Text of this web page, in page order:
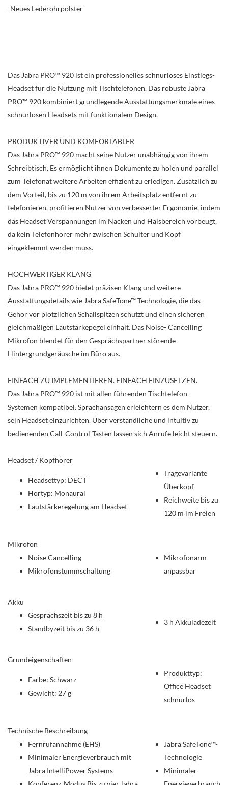
-Neues Lederohrpolster
Das Jabra PRO™ 920 ist ein professionelles schnurloses Einstiegs-
Headset für die Nutzung mit Tischtelefonen. Das robuste Jabra
PRO™ 920 kombiniert grundlegende Ausstattungsmerkmale eines
schnurlosen Headsets mit funktionalem Design.
PRODUKTIVER UND KOMFORTABLER
Das Jabra PRO™ 920 macht seine Nutzer unabhängig von ihrem
Schreibtisch. Es ermöglicht ihnen Dokumente zu holen und parallel
zum Telefonat weitere Arbeiten effizient zu erledigen. Zusätzlich zu
dem Vorteil, bis zu 120 m von ihrem Arbeitsplatz entfernt zu
telefonieren, profitieren Nutzer von verbesserter Ergonomie, indem
das Headset Verspannungen im Nacken und Halsbereich vorbeugt,
da kein Telefonhörer mehr zwischen Schulter und Kopf
eingeklemmt werden muss.
HOCHWERTIGER KLANG
Das Jabra PRO™ 920 bietet präzisen Klang und weitere
Ausstattungsdetails wie Jabra SafeTone™-Technologie, die das
Gehör vor plötzlichen Schallspitzen schützt und einen sicheren
gleichmäßigen Lautstärkepegel einhält. Das Noise- Cancelling
Mikrofon blendet für den Gesprächspartner störende
Hintergrundgeräusche im Büro aus.
EINFACH ZU IMPLEMENTIEREN. EINFACH EINZUSETZEN.
Das Jabra PRO™ 920 ist mit allen führenden Tischtelefon-
Systemen kompatibel. Sprachansagen erleichtern es dem Nutzer,
sein Headset einzurichten. Über verständliche und intuitiv zu
bedienenden Call-Control-Tasten lassen sich Anrufe leicht steuern.
Headset / Kopfhörer
Headsettyp: DECT
Hörtyp: Monaural
Lautstärkeregelung am Headset
Tragevariante
Überkopf
Reichweite bis zu
120 m im Freien
Mikrofon
Noise Cancelling
Mikrofonstummschaltung
Mikrofonarm
anpassbar
Akku
Gesprächszeit bis zu 8 h
Standbyzeit bis zu 36 h
3 h Akkuladezeit
Grundeigenschaften
Farbe: Schwarz
Gewicht: 27 g
Produkttyp:
Office Headset
schnurlos
Technische Beschreibung
Fernrufannahme (EHS)
Minimaler Energieverbrauch mit
Jabra IntelliPower Systems
Jabra SafeTone™-
Technologie
Minimaler